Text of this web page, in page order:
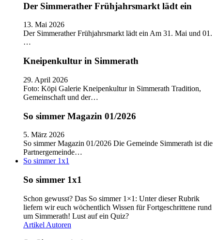
Der Simmerather Frühjahrsmarkt lädt ein
13. Mai 2026
Der Simmerather Frühjahrsmarkt lädt ein Am 31. Mai und 01.
…
Kneipenkultur in Simmerath
29. April 2026
Foto: Köpi Galerie Kneipenkultur in Simmerath Tradition,
Gemeinschaft und der…
So simmer Magazin 01/2026
5. März 2026
So simmer Magazin 01/2026 Die Gemeinde Simmerath ist die
Partnergemeinde…
So simmer 1x1
So simmer 1x1
Schon gewusst? Das So simmer 1×1: Unter dieser Rubrik
liefern wir euch wöchentlich Wissen für Fortgeschrittene rund
um Simmerath! Lust auf ein Quiz?
Artikel Autoren